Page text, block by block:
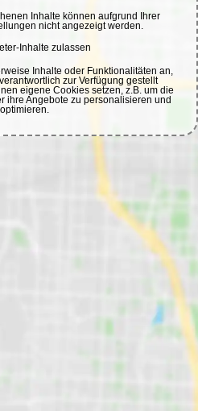
Inhalte können aufgrund Ihrer
nicht angezeigt werden.
Inhalte zulassen
Inhalte oder Funktionalitäten an,
zur Verfügung gestellt
eigene Cookies setzen, z.B. um die
ihre Angebote zu personalisieren und